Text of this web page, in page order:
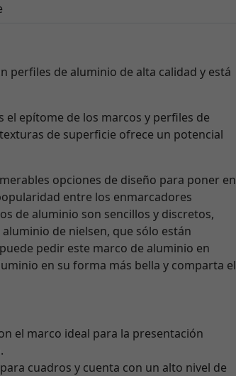
perfiles de aluminio de alta calidad y está
el epítome de los marcos y perfiles de
de superficie ofrece un potencial
opciones de diseño para poner en
entre los enmarcadores
de aluminio son sencillos y discretos,
de nielsen, que sólo están
pedir este marco de aluminio en
en su forma más bella y comparta el
el marco ideal para la presentación
cuadros y cuenta con un alto nivel de